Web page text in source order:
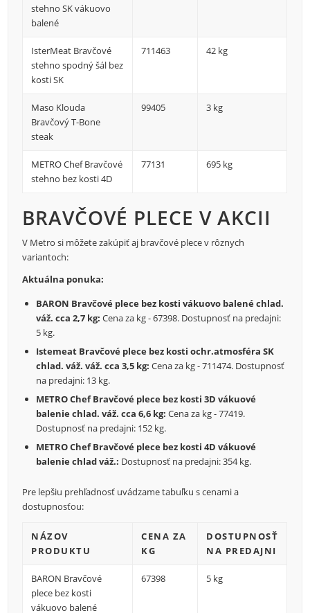
stehno SK vákuovo
balené
IsterMeat Bravčové
stehno spodný šál bez
kosti SK
711463 42 kg
Maso Klouda
Bravčový T-Bone
steak
99405 3 kg
METRO Chef Bravčové
stehno bez kosti 4D
77131 695 kg
BRAVČOVÉ PLECE V AKCII
V Metro si môžete zakúpiť aj bravčové plece v rôznych
variantoch:
Aktuálna ponuka:
BARON Bravčové plece bez kosti vákuovo balené chlad.
váž. cca 2,7 kg: Cena za kg - 67398. Dostupnosť na predajni:
5 kg.
Istemeat Bravčové plece bez kosti ochr.atmosféra SK
chlad. váž. váž. cca 3,5 kg: Cena za kg - 711474. Dostupnosť
na predajni: 13 kg.
METRO Chef Bravčové plece bez kosti 3D vákuové
balenie chlad. váž. cca 6,6 kg: Cena za kg - 77419.
Dostupnosť na predajni: 152 kg.
METRO Chef Bravčové plece bez kosti 4D vákuové
balenie chlad váž.: Dostupnosť na predajni: 354 kg.
Pre lepšiu prehľadnosť uvádzame tabuľku s cenami a
dostupnosťou:
NÁZOV
PRODUKTU
CENA ZA
KG
DOSTUPNOSŤ
NA PREDAJNI
BARON Bravčové
plece bez kosti
vákuovo balené
67398 5 kg